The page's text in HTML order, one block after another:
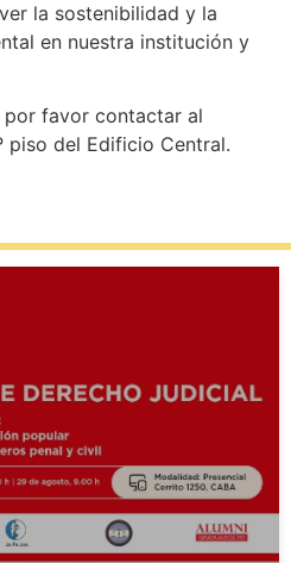
la sostenibilidad y la
en nuestra institución y
por favor contactar al
piso del Edificio Central.